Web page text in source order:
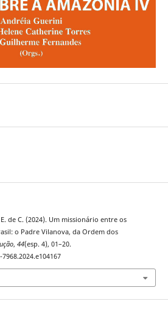
de C. (2024). Um missionário entre os
o Padre Vilanova, da Ordem dos
, 44(esp. 4), 01–20.